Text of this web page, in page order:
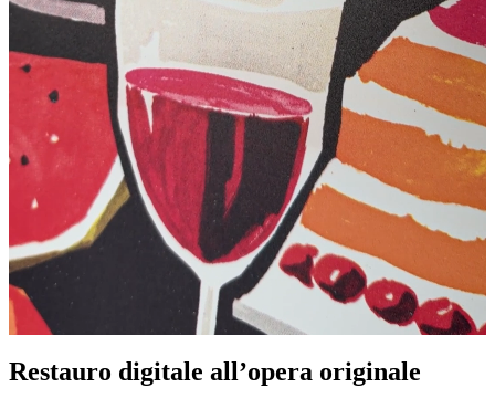
Pause
Restauro digitale all’opera originale